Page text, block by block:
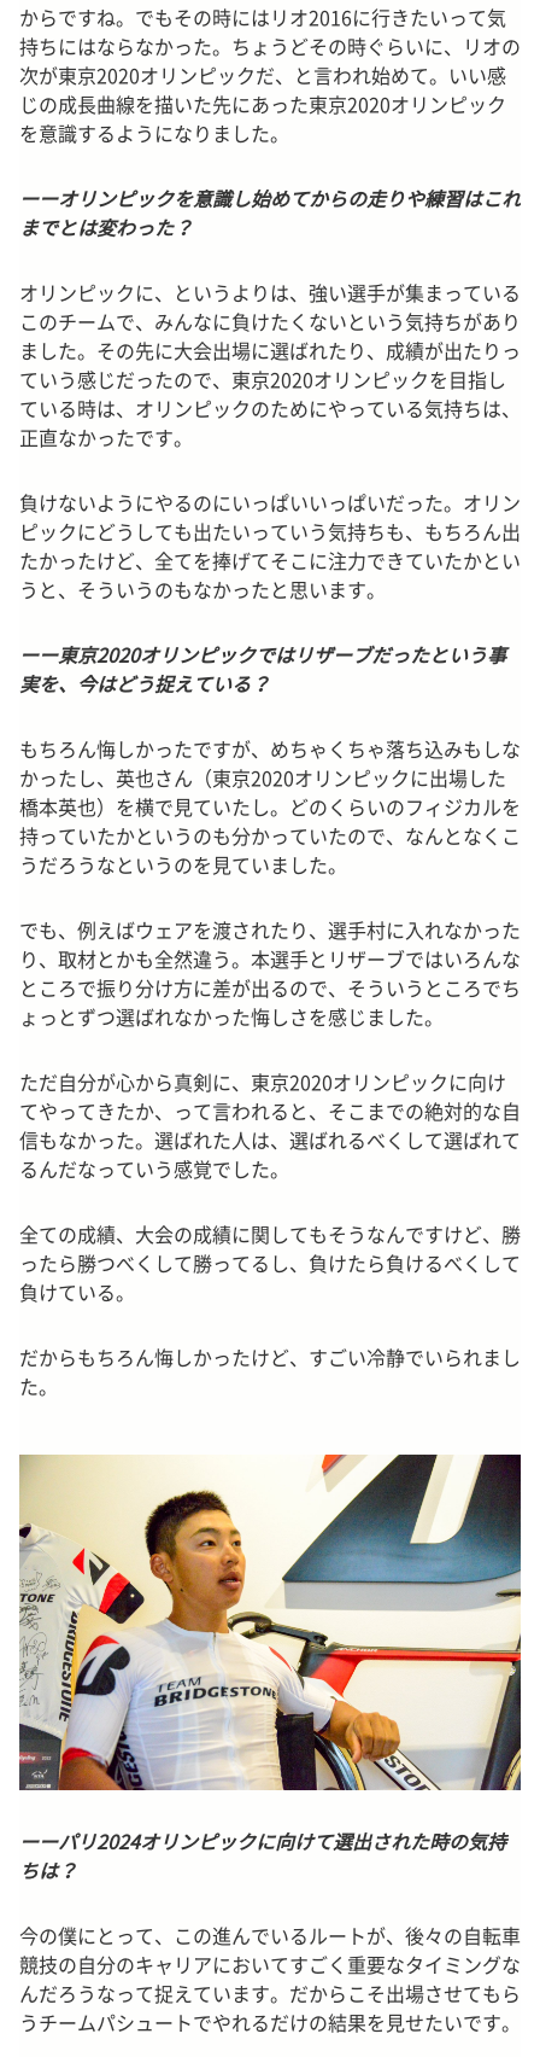
からですね。でもその時にはリオ2016に行きたいって気
持ちにはならなかった。ちょうどその時ぐらいに、リオの
次が東京2020オリンピックだ、と言われ始めて。いい感
じの成長曲線を描いた先にあった東京2020オリンピック
を意識するようになりました。
ーーオリンピックを意識し始めてからの走りや練習はこれ
までとは変わった？
オリンピックに、というよりは、強い選手が集まっている
このチームで、みんなに負けたくないという気持ちがあり
ました。その先に大会出場に選ばれたり、成績が出たりっ
ていう感じだったので、東京2020オリンピックを目指し
ている時は、オリンピックのためにやっている気持ちは、
正直なかったです。
負けないようにやるのにいっぱいいっぱいだった。オリン
ピックにどうしても出たいっていう気持ちも、もちろん出
たかったけど、全てを捧げてそこに注力できていたかとい
うと、そういうのもなかったと思います。
ーー東京2020オリンピックではリザーブだったという事
実を、今はどう捉えている？
もちろん悔しかったですが、めちゃくちゃ落ち込みもしな
かったし、英也さん（東京2020オリンピックに出場した
橋本英也）を横で見ていたし。どのくらいのフィジカルを
持っていたかというのも分かっていたので、なんとなくこ
うだろうなというのを見ていました。
でも、例えばウェアを渡されたり、選手村に入れなかった
り、取材とかも全然違う。本選手とリザーブではいろんな
ところで振り分け方に差が出るので、そういうところでち
ょっとずつ選ばれなかった悔しさを感じました。
ただ自分が心から真剣に、東京2020オリンピックに向け
てやってきたか、って言われると、そこまでの絶対的な自
信もなかった。選ばれた人は、選ばれるべくして選ばれて
るんだなっていう感覚でした。
全ての成績、大会の成績に関してもそうなんですけど、勝
ったら勝つべくして勝ってるし、負けたら負けるべくして
負けている。
だからもちろん悔しかったけど、すごい冷静でいられまし
た。
ーーパリ2024オリンピックに向けて選出された時の気持
ちは？
今の僕にとって、この進んでいるルートが、後々の自転車
競技の自分のキャリアにおいてすごく重要なタイミングな
んだろうなって捉えています。だからこそ出場させてもら
うチームパシュートでやれるだけの結果を見せたいです。